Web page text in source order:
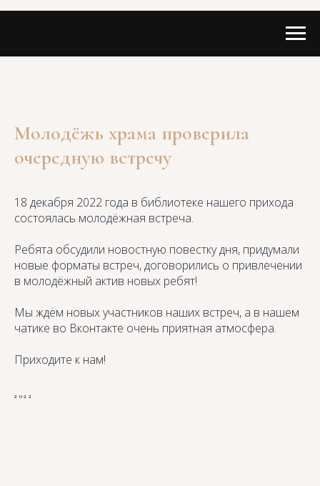
Молодёжь храма проверила
очередную встречу
18 декабря 2022 года в библиотеке нашего прихода
состоялась молодёжная встреча.
Ребята обсудили новостную повестку дня, придумали
новые форматы встреч, договорились о привлечении
в молодёжный актив новых ребят!
Мы ждём новых участников наших встреч, а в нашем
чатике во Вконтакте очень приятная атмосфера.
Приходите к нам!
2022